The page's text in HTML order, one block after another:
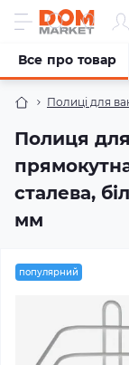
Полиці для
Полиця
сталева,
мм
Все про товар
популярний